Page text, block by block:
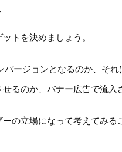
トを決めましょう。
バージョンとなるのか、それ
るのか、バナー広告で流入
ーの立場になって考えてみる